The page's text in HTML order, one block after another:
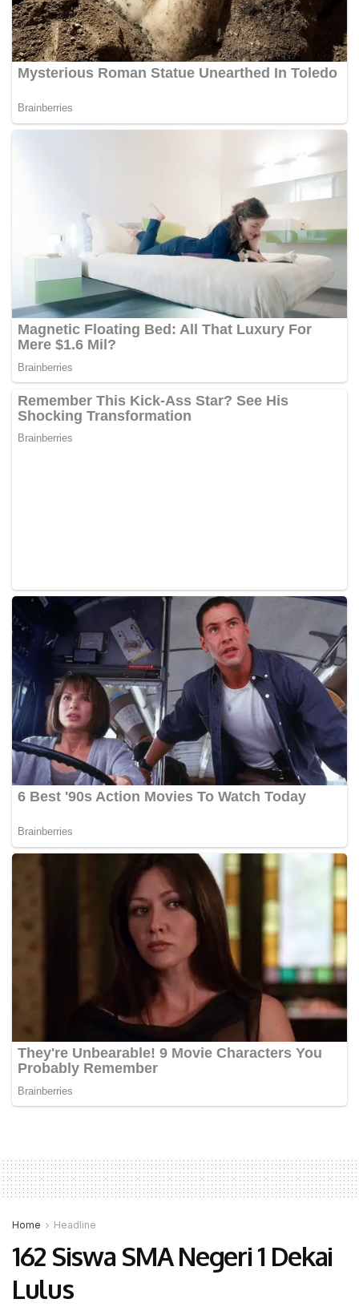
Home Headline
162 Siswa SMA Negeri 1 Dekai
Lulus